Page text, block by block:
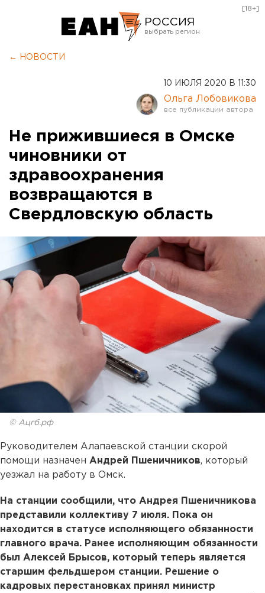
РОССИЯ
Курган
Оренбург
[18+]
← НОВОСТИ
10 ИЮЛЯ 2020 В 11:30
Ольга Лобовикова
Не прижившиеся в Омске
чиновники от
здравоохранения
возвращаются в
Свердловскую область
© Ацгб.рф
Руководителем Алапаевской станции скорой
помощи назначен Андрей Пшеничников, который
уезжал на работу в Омск.
На станции сообщили, что Андрея Пшеничникова
представили коллективу 7 июля. Пока он
находится в статусе исполняющего обязанности
главного врача. Ранее исполняющим обязанности
был Алексей Брысов, который теперь является
старшим фельдшером станции. Решение о
кадровых перестановках принял министр